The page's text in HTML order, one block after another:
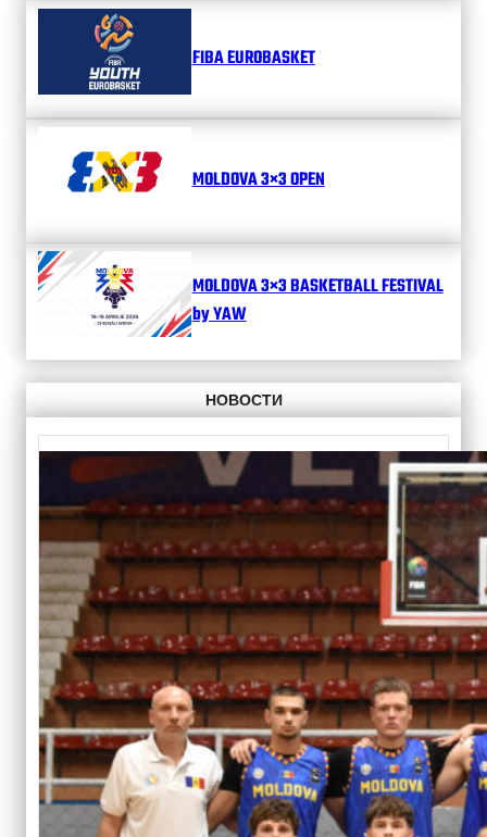
FIBA EUROBASKET
MOLDOVA 3×3 OPEN
MOLDOVA 3×3 BASKETBALL FESTIVAL
by YAW
НОВОСТИ